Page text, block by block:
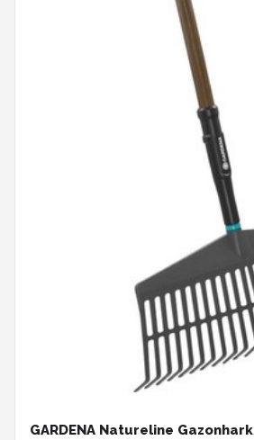
GARDENA Natureline Gazonhark